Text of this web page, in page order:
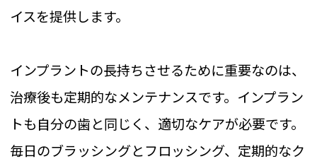
イスを提供します。
インプラントの長持ちさせるために重要なのは、
治療後も定期的なメンテナンスです。インプラン
トも自分の歯と同じく、適切なケアが必要です。
毎日のブラッシングとフロッシング、定期的なク